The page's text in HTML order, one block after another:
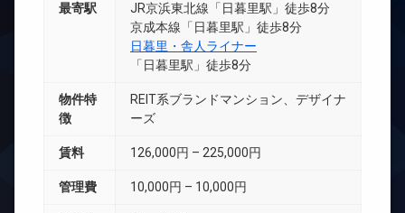
最寄駅
JR京浜東北線「日暮里駅」徒歩8分
京成本線「日暮里駅」徒歩8分
日暮里・舎人ライナー
「日暮里駅」徒歩8分
物件特
徴
REIT系ブランドマンション、デザイナ
ーズ
賃料 126,000円 – 225,000円
管理費 10,000円 – 10,000円